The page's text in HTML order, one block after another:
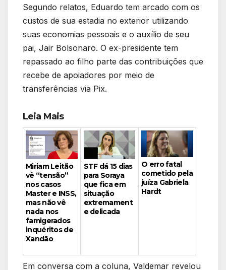
Segundo relatos, Eduardo tem arcado com os
custos de sua estadia no exterior utilizando
suas economias pessoais e o auxílio de seu
pai, Jair Bolsonaro. O ex-presidente tem
repassado ao filho parte das contribuições que
recebe de apoiadores por meio de
transferências via Pix.
Leia Mais
Miriam Leitão
vê “tensão”
nos casos
Master e INSS,
mas não vê
nada nos
famigerados
inquéritos de
Xandão
STF dá 15 dias
para Soraya
que fica em
situação
extremament
e delicada
O erro fatal
cometido pela
juíza Gabriela
Hardt
Em conversa com a coluna, Valdemar revelou